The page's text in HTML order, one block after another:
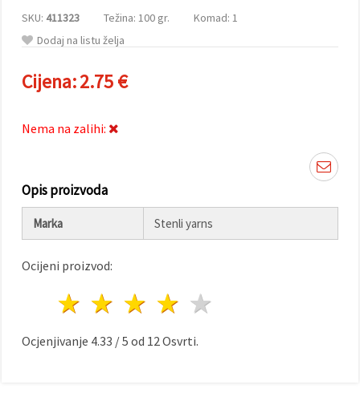
kolačića
klikom na
"Prihvati
naznačiti
svoje
Postavkama
odabirom
klikom na
gumb
sve
Postavke
SKU: 411323 Težina: 100 gr.
Komad: 1
Dodaj na listu želja
Cijena:2.75 €
Nema na zalihi:
Opis proizvoda
Marka Stenli yarns
Ocijeni proizvod:
4 zvijezde
3 zvijezde
2 zvijezde
1 zvijezda
Ocjenjivanje 4.33 /5 od 12 Osvrti.